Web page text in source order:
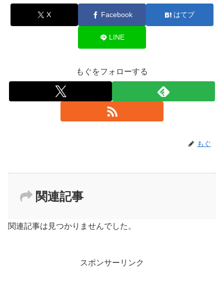
X Facebook はてブ
LINE
もぐをフォローする
もぐ
関連記事
関連記事は見つかりませんでした。
スポンサーリンク